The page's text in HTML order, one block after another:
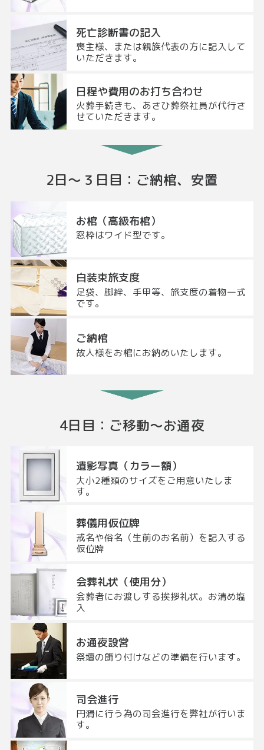
死亡診断書の記入
喪主様、または親族代表の方に記入して
いただきます。
日程や費用のお打ち合わせ
火葬手続きも、あさひ葬祭社員が代行さ
せていただきます。
2日〜３日目 ： ご納棺、安置
お棺（高級布棺）
窓枠はワイド型です。
白装束旅支度
足袋、脚絆、手甲等、旅支度の着物一式
です。
ご納棺
故人様をお棺にお納めいたします。
4日目 ： ご移動～お通夜
遺影写真（カラー額）
大小2種類のサイズをご用意いたしま
す。
葬儀用仮位牌
戒名や俗名（生前のお名前）を記入する
仮位牌
会葬礼状（使用分）
会葬者にお渡しする挨拶礼状。お清め塩
入
お通夜設営
祭壇の飾り付けなどの準備を行います。
司会進行
円滑に行う為の司会進行を弊社が行いま
す。